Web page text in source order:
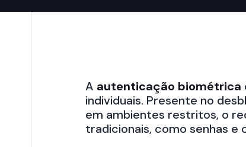
A autenticação biométrica
individuais. Presente no
em ambientes restritos, o
tradicionais, como senhas e